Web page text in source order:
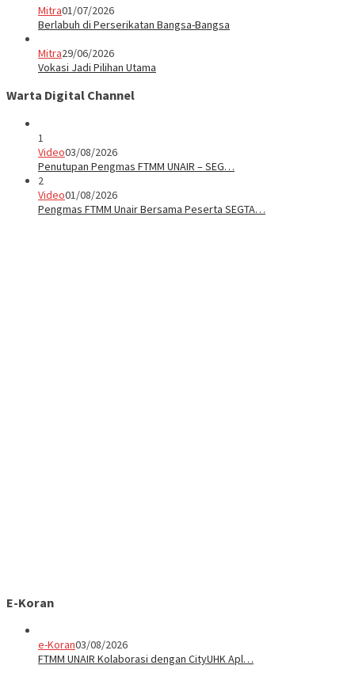
Mitra01/07/2026
Berlabuh di Perserikatan Bangsa-Bangsa
Mitra29/06/2026
Vokasi Jadi Pilihan Utama
Warta Digital Channel
1
Video03/08/2026
Penutupan Pengmas FTMM UNAIR – SEG…
2
Video01/08/2026
Pengmas FTMM Unair Bersama Peserta SEGTA…
E-Koran
e-Koran03/08/2026
FTMM UNAIR Kolaborasi dengan CityUHK Apl…